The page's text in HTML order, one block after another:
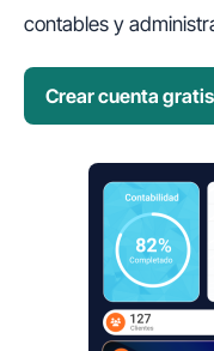
contables y
Crear cuenta